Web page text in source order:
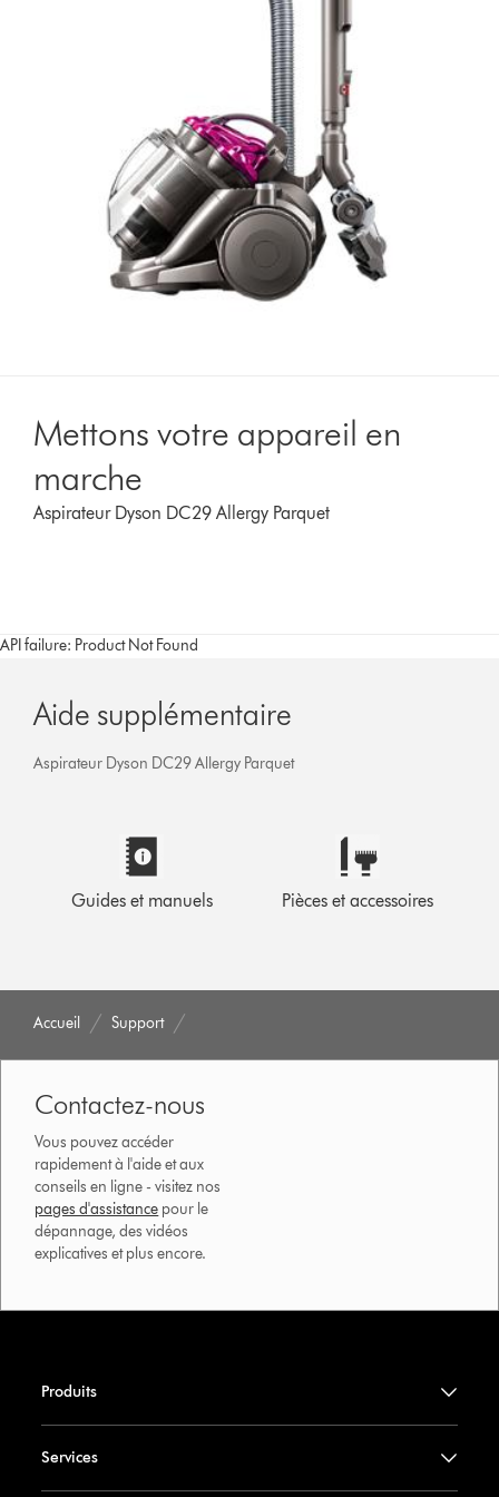
Mettons votre appareil en
marche
Aspirateur Dyson DC29 Allergy Parquet
API failure: Product Not Found
Aide supplémentaire
Aspirateur Dyson DC29 Allergy Parquet
Guides et manuels Pièces et accessoires
Accueil Support
Contactez-nous
Vous pouvez accéder
rapidement à l'aide et aux
conseils en ligne - visitez nos
pages d'assistance pour le
dépannage, des vidéos
explicatives et plus encore.
Produits
Services